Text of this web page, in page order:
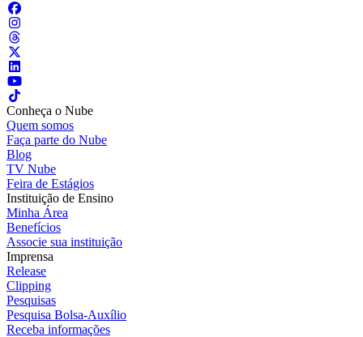
Conheça o Nube
Quem somos
Faça parte do Nube
Blog
TV Nube
Feira de Estágios
Instituição de Ensino
Minha Área
Benefícios
Associe sua instituição
Imprensa
Release
Clipping
Pesquisas
Pesquisa Bolsa-Auxílio
Receba informações